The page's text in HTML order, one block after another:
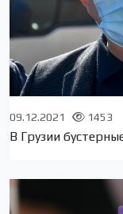
09.12.2021 1453
В Грузии